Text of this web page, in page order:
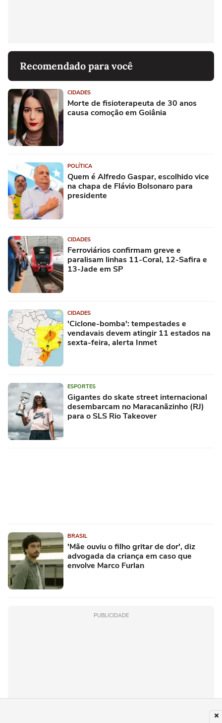
Recomendado para você
CIDADES
Morte de fisioterapeuta de 30 anos
causa comoção em Goiânia
POLÍTICA
Quem é Alfredo Gaspar, escolhido vice
na chapa de Flávio Bolsonaro para
presidente
CIDADES
Ferroviários confirmam greve e
paralisam linhas 11-Coral, 12-Safira e
13-Jade em SP
CIDADES
'Ciclone-bomba': tempestades e
vendavais devem atingir 11 estados na
sexta-feira, alerta Inmet
ESPORTES
Gigantes do skate street internacional
desembarcam no Maracanãzinho (RJ)
para o SLS Rio Takeover
BRASIL
'Mãe ouviu o filho gritar de dor', diz
advogada da criança em caso que
envolve Marco Furlan
PUBLICIDADE